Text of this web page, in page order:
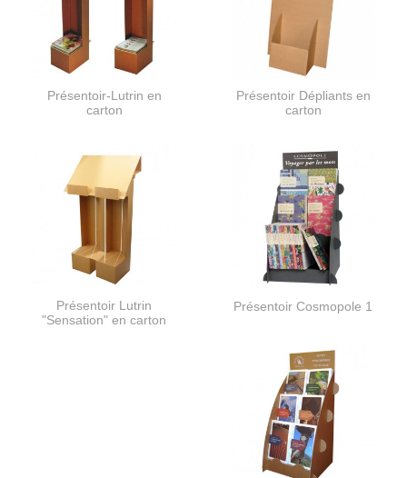
Présentoir-Lutrin en
carton
Présentoir Dépliants en
carton
Présentoir Lutrin
"Sensation" en carton
Présentoir Cosmopole 1